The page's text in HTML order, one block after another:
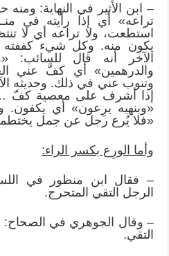
– ابن الأثير في النهاية:
تراعه» أي إذا رأيته في
استطعت، ولا تراعه أي لا
يكون منه. وكل شيء كففته
الآخر أنه قال للسائب:
والدرهمين» أي كفَّ عني
وتنوب عني في ذلك. وحديثه
إذا أشرف على معصية كفّ
«وبنهيه يرِعون» أي
«فلا يُرع رجل عن جمل
وأما الورِع بكسر الراء:
– فقال ابن منظور في
الرجل التقي المتحرج.
– وقال الجوهري في الصحاح:
التقي.